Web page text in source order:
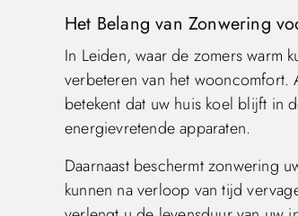
Het Belang van Zonwering
In Leiden, waar de zomers warm
verbeteren van het
betekent dat uw huis koel blijft in
energievretende apparaten.
Daarnaast beschermt zonwering
kunnen na verloop van tijd